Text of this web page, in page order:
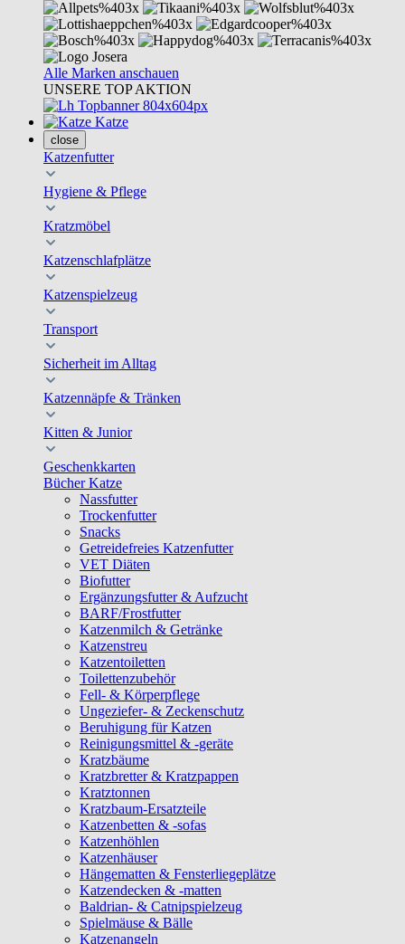
Alle Marken anschauen
UNSERE TOP AKTION
Katze
close
Katzenfutter
Hygiene & Pflege
Kratzmöbel
Katzenschlafplätze
Katzenspielzeug
Transport
Sicherheit im Alltag
Katzennäpfe & Tränken
Kitten & Junior
Geschenkkarten
Bücher Katze
Nassfutter
Trockenfutter
Snacks
Getreidefreies Katzenfutter
VET Diäten
Biofutter
Ergänzungsfutter & Aufzucht
BARF/Frostfutter
Katzenmilch & Getränke
Katzenstreu
Katzentoiletten
Toilettenzubehör
Fell- & Körperpflege
Ungeziefer- & Zeckenschutz
Beruhigung für Katzen
Reinigungsmittel & -geräte
Kratzbäume
Kratzbretter & Kratzpappen
Kratztonnen
Kratzbaum-Ersatzteile
Katzenbetten & -sofas
Katzenhöhlen
Katzenhäuser
Hängematten & Fensterliegeplätze
Katzendecken & -matten
Baldrian- & Catnipspielzeug
Spielmäuse & Bälle
Katzenangeln